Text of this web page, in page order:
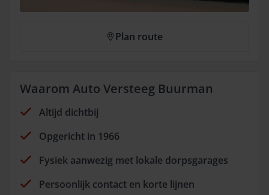
Plan route
Waarom Auto Versteeg Buurman
Altijd dichtbij
Opgericht in 1966
Fysiek aanwezig met lokale dorpsgarages
Persoonlijk contact en korte lijnen